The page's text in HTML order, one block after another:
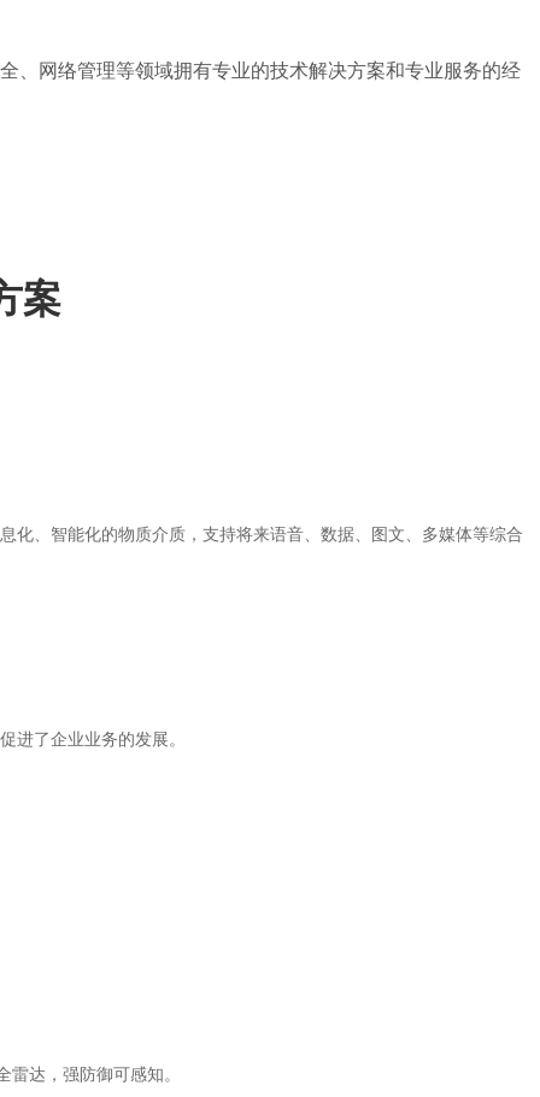
、网络管理等领域拥有专业的技术解决方案和专业服务的经
案
化、智能化的物质介质，支持将来语音、数据、图文、多媒体等综合
进了企业业务的发展。
达，强防御可感知。